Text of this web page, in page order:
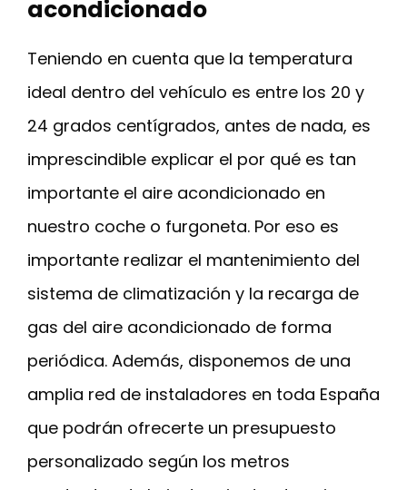
acondicionado
Teniendo en cuenta que la temperatura
ideal dentro del vehículo es entre los 20 y
24 grados centígrados, antes de nada, es
imprescindible explicar el por qué es tan
importante el aire acondicionado en
nuestro coche o furgoneta. Por eso es
importante realizar el mantenimiento del
sistema de climatización y la recarga de
gas del aire acondicionado de forma
periódica. Además, disponemos de una
amplia red de instaladores en toda España
que podrán ofrecerte un presupuesto
personalizado según los metros